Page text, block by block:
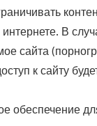
В
сайта
к сайту
обеспечение